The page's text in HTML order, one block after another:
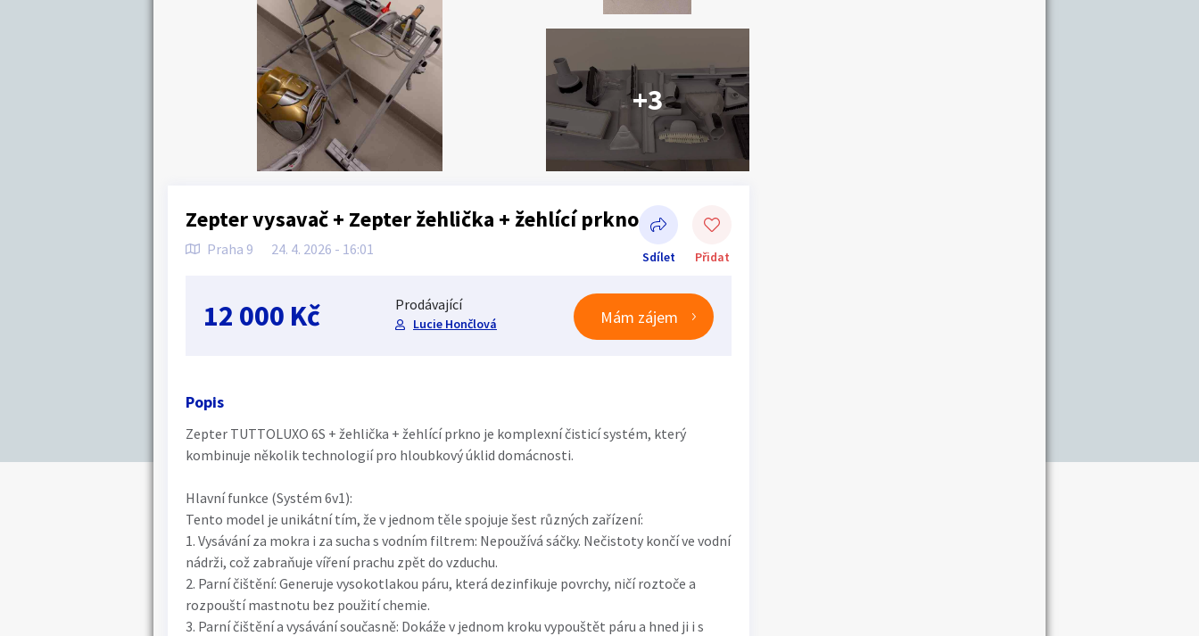
+3
Zepter vysavač + Zepter žehlička + žehlící prkno
Praha 9 24. 4. 2026 - 16:01 Sdílet Přidat
Sdílet na Facebooku
12 000 Kč Prodávající
Lucie Hončlová Mám zájem
Popis
Zepter TUTTOLUXO 6S + žehlička + žehlící prkno je komplexní čisticí systém, který
kombinuje několik technologií pro hloubkový úklid domácnosti.
Hlavní funkce (Systém 6v1):
Tento model je unikátní tím, že v jednom těle spojuje šest různých zařízení:
1. Vysávání za mokra i za sucha s vodním filtrem: Nepoužívá sáčky. Nečistoty končí ve vodní
nádrži, což zabraňuje víření prachu zpět do vzduchu.
2. Parní čištění: Generuje vysokotlakou páru, která dezinfikuje povrchy, ničí roztoče a
rozpouští mastnotu bez použití chemie.
3. Parní čištění a vysávání současně: Dokáže v jednom kroku vypouštět páru a hned ji i s